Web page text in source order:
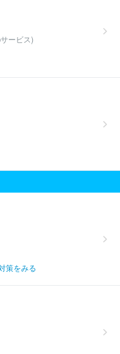
ービス)
策をみる